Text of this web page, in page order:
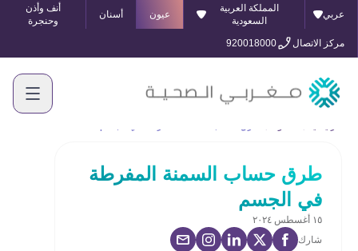
عربي
المملكة العربية
السعودية
عيون أسنان
أنف وأذن
وحنجرة
مركز الاتصال
920018000
طرق حساب السمنة المفرطة
في الجسم
١٥ أغسطس ٢٠٢٤
شارك